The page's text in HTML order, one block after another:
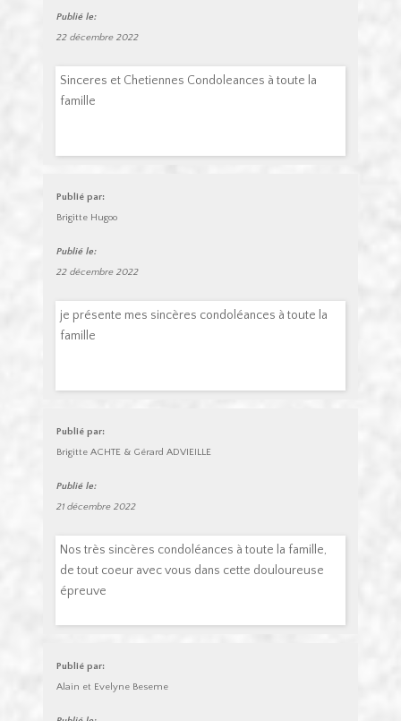
Publié le:
22 décembre 2022
Sinceres et Chetiennes Condoleances à toute la
famille
Publié par:
Brigitte Hugoo
Publié le:
22 décembre 2022
je présente mes sincères condoléances à toute la
famille
Publié par:
Brigitte ACHTE & Gérard ADVIEILLE
Publié le:
21 décembre 2022
Nos très sincères condoléances à toute la famille,
de tout coeur avec vous dans cette douloureuse
épreuve
Publié par:
Alain et Evelyne Beseme